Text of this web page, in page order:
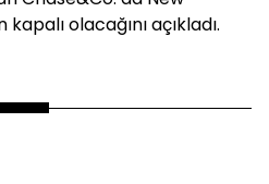
olacağını açıkladı.